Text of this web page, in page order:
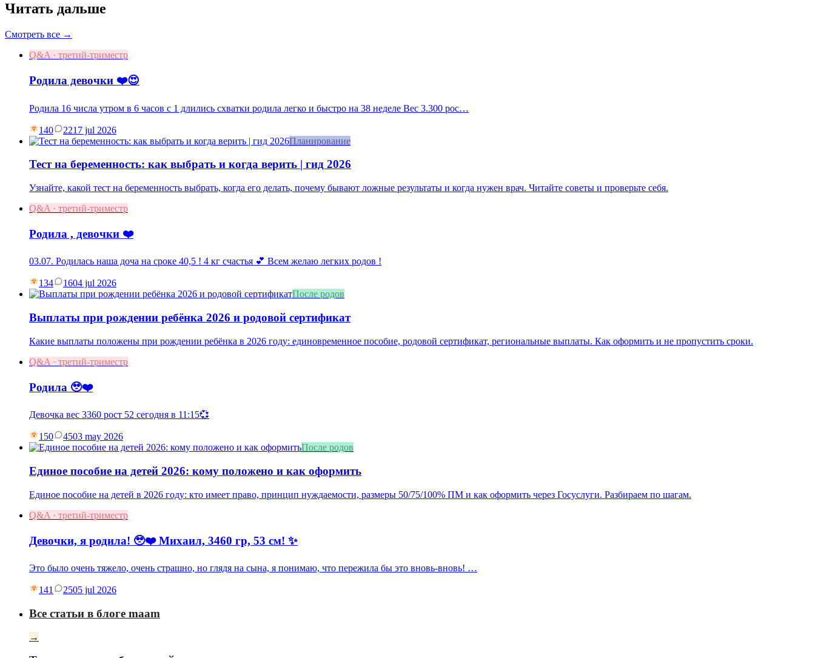
Читать дальше
Смотреть все →
Q&A · третий-триместр
Родила девочки ❤️😍
Родила 16 числа утром в 6 часов с 1 длились схватки родила легко и быстро на 38 неделе Вес 3.300 рос…
140 2217 jul 2026
Планирование
Тест на беременность: как выбрать и когда верить | гид 2026
Узнайте, какой тест на беременность выбрать, когда его делать, почему бывают ложные результаты и когда нужен врач. Читайте советы и проверьте себя.
Q&A · третий-триместр
Родила , девочки ❤️
03.07. Родилась наша доча на сроке 40,5 ! 4 кг счастья 💕 Всем желаю легких родов !
134 1604 jul 2026
После родов
Выплаты при рождении ребёнка 2026 и родовой сертификат
Какие выплаты положены при рождении ребёнка в 2026 году: единовременное пособие, родовой сертификат, региональные выплаты. Как оформить и не пропустить сроки.
Q&A · третий-триместр
Родила 🥹❤️
Девочка вес 3360 рост 52 сегодня в 11:15💞
150 4503 may 2026
После родов
Единое пособие на детей 2026: кому положено и как оформить
Единое пособие на детей в 2026 году: кто имеет право, принцип нуждаемости, размеры 50/75/100% ПМ и как оформить через Госуслуги. Разбираем по шагам.
Q&A · третий-триместр
Девочки, я родила! 🥹❤️ Михаил, 3460 гр, 53 см! ✨
Это было очень тяжело, очень страшно, но глядя на сына, я понимаю, что пережила бы это вновь-вновь! …
141 2505 jul 2026
Все статьи в блоге maam
→